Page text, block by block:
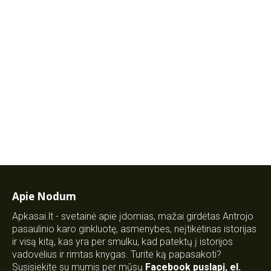
Apie Nodum
Apkasai.lt - svetainė apie įdomias, mažai girdėtas Antrojo
pasaulinio karo ginkluotę, asmenybes, neįtikėtinas istorijas
ir visą kitą, kas yra per smulku, kad patektų į istorijos
vadovėlius ir rimtas knygas. Turite ką papasakoti?
Susisiekite su mumis per mūsų Facebook puslapį, el.